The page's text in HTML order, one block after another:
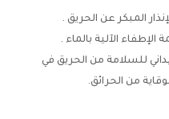
المبكر عن الحريق .
الآلية بالماء .
للسلامة من الحريق في
من الحرائق.